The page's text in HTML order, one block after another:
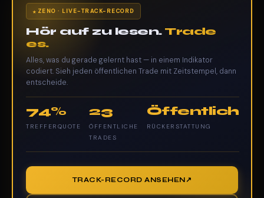
ZENO · LIVE-TRACK-RECORD
Hör auf zu lesen. Trade
es.
Alles, was du gerade gelernt hast — in einem Indikator
codiert. Sieh jeden öffentlichen Trade mit Zeitstempel, dann
entscheide.
74%
TREFFERQUOTE
23
ÖFFENTLICHE
TRADES
Öffentlich
RÜCKERSTATTUNG
TRACK-RECORD ANSEHEN